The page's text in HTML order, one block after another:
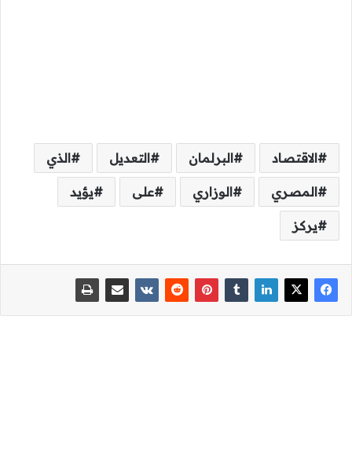
الاقتصاد البرلمان التعديل الذي
المصري الوزاري على يؤيد
يركز